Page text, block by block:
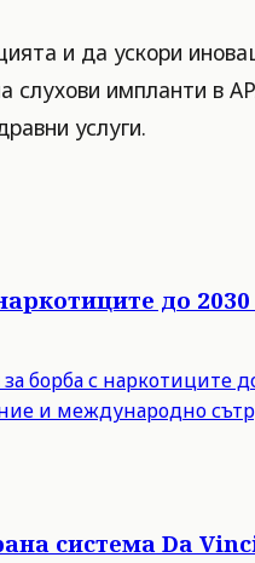
и да ускори
слухови импланти в
услуги.
до
борба с наркотиците
и международно
система Da